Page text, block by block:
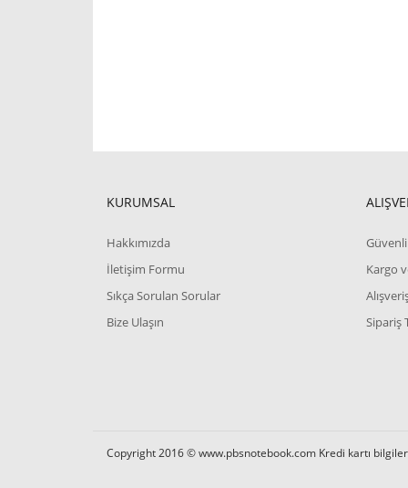
KURUMSAL
Hakkımızda
İletişim Formu
Sıkça Sorulan Sorular
Bize Ulaşın
Güvenli
Kargo
Sipariş
Copyright 2016 © www.pbsnotebook.com Kredi kartı